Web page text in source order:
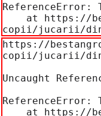
ReferenceError:
copii/jucarii/
https://
copii/jucarii/din-
Uncaught
ReferenceError: